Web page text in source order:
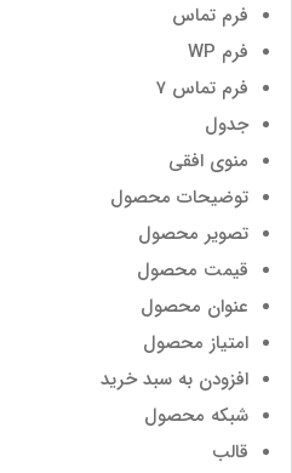
فرم تماس
فرم WP
فرم تماس 7
جدول
منوی افقی
توضیحات محصول
تصویر محصول
قیمت محصول
عنوان محصول
امتیاز محصول
افزودن به سبد خرید
شبکه محصول
قالب